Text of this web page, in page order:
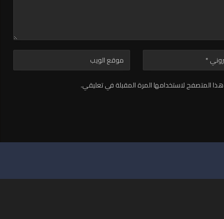
المتصفح لاستخدامها المرة المقبلة في تعليقي.